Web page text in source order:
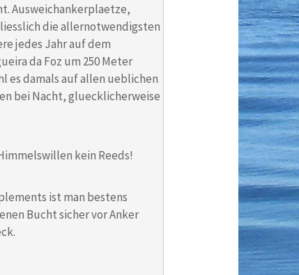
Ausweichankerplaetze,
die allernotwendigsten
jedes Jahr auf dem
da Foz um 250 Meter
es damals auf allen ueblichen
bei Nacht, gluecklicherweise
kein Reeds!
ist man bestens
Bucht sicher vor Anker